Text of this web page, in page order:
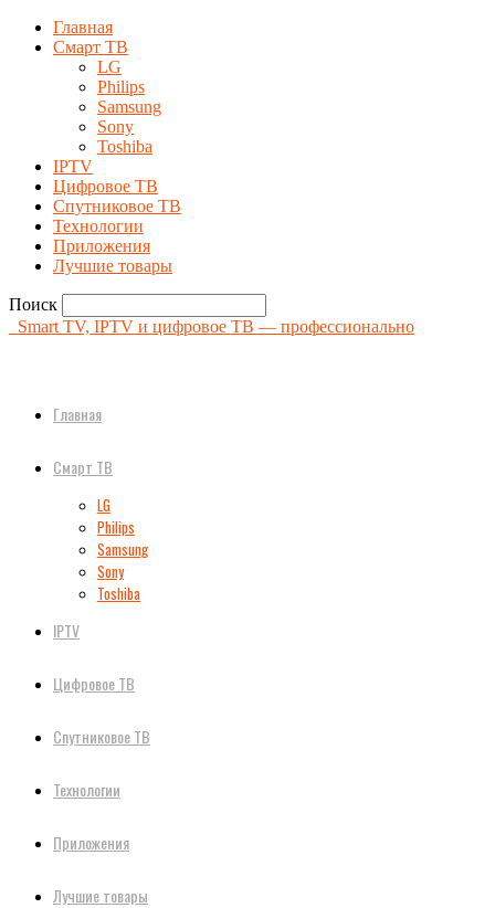
Главная
Смарт ТВ
LG
Philips
Samsung
Sony
Toshiba
IPTV
Цифровое ТВ
Спутниковое ТВ
Технологии
Приложения
Лучшие товары
Поиск
Smart TV, IPTV и цифровое ТВ — профессионально
Главная
Смарт ТВ
LG
Philips
Samsung
Sony
Toshiba
IPTV
Цифровое ТВ
Спутниковое ТВ
Технологии
Приложения
Лучшие товары